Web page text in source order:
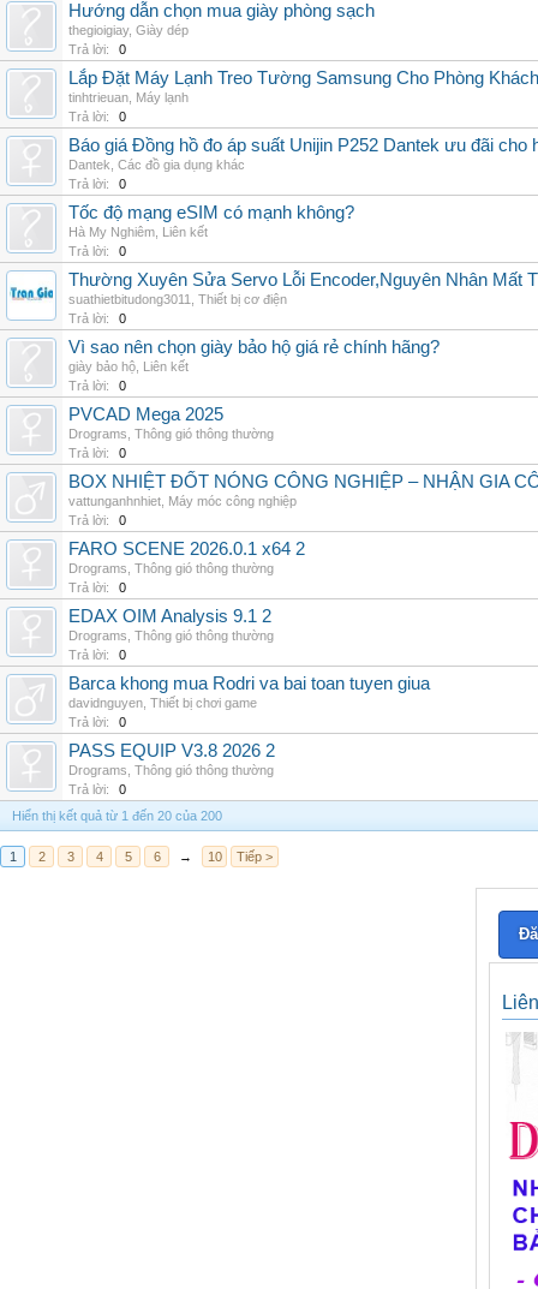
Hướng dẫn chọn mua giày phòng sạch
thegioigiay, Giày dép
Trả lời:
0
Lắp Đặt Máy Lạnh Treo Tường Samsung Cho Phòng Khách
tinhtrieuan Máy lạnh
Trả lời:
0
Báo giá Đồng hồ đo áp suất Unijin P252 Dantek ưu đãi cho
Dantek Các đồ gia dụng khác
Trả lời:
0
Tốc độ mạng eSIM có mạnh không?
Hà My Nghiêm Liên kết
Trả lời:
0
Thường Xuyên Sửa Servo Lỗi Encoder,Nguyên Nhân Mất
suathietbitudong3011
Thiết bị cơ điện
Trả lời:
0
Vì sao nên chọn giày bảo hộ giá rẻ chính hãng?
giày bảo hộ Liên kết
Trả lời:
0
PVCAD Mega 2025
Drograms Thông gió thông thường
Trả lời:
0
BOX NHIỆT ĐỐT NÓNG CÔNG NGHIỆP – NHẬN GIA
vattunganhnhiet Máy móc công nghiệp
Trả lời:
0
FARO SCENE 2026.0.1 x64 2
Drograms Thông gió thông thường
Trả lời:
0
EDAX OIM Analysis 9.1 2
Drograms Thông gió thông thường
Trả lời:
0
Barca khong mua Rodri va bai toan tuyen giua
davidnguyen Thiết bị chơi game
Trả lời:
0
PASS EQUIP V3.8 2026 2
Drograms Thông gió thông thường
Trả lời:
0
Hiển thị kết quả từ 1 đến 20 của 200
1 2 3 4 5 6 → 10 Tiếp >